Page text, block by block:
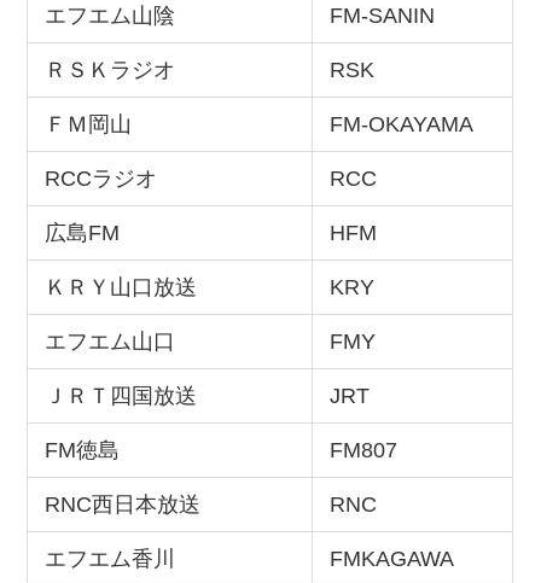
エフエム山陰 FM-SANIN
ＲＳＫラジオ RSK
ＦＭ岡山 FM-OKAYAMA
RCCラジオ RCC
広島FM HFM
ＫＲＹ山口放送 KRY
エフエム山口 FMY
ＪＲＴ四国放送 JRT
FM徳島 FM807
RNC西日本放送 RNC
エフエム香川 FMKAGAWA